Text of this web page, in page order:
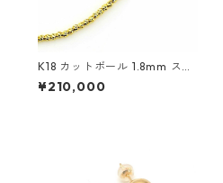
K18 カットボール 1.8mm スラ
イド付き
¥210,000